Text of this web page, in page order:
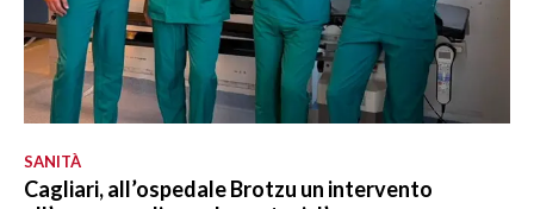
SANITÀ
Cagliari, all’ospedale Brotzu un intervento